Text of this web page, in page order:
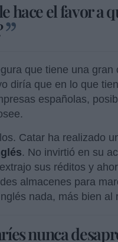
hace el favor a
que tiene una
diría que en lo que
españolas,
Catar ha realizado
. No invirtió en su
sus réditos y
almacenes para
nada, más bien al
nunca